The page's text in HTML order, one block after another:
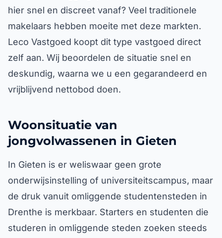
hier snel en discreet vanaf? Veel traditionele
makelaars hebben moeite met deze markten.
Leco Vastgoed koopt dit type vastgoed direct
zelf aan. Wij beoordelen de situatie snel en
deskundig, waarna we u een gegarandeerd en
vrijblijvend nettobod doen.
Woonsituatie van
jongvolwassenen in Gieten
In Gieten is er weliswaar geen grote
onderwijsinstelling of universiteitscampus, maar
de druk vanuit omliggende studentensteden in
Drenthe is merkbaar. Starters en studenten die
studeren in omliggende steden zoeken steeds